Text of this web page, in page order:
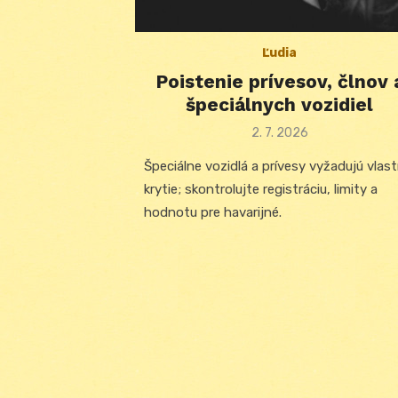
Ľudia
Poistenie prívesov, člnov
špeciálnych vozidiel
Posted
2. 7. 2026
Špeciálne vozidlá a prívesy vyžadujú
krytie; skontrolujte registráciu, limity a
hodnotu pre havarijné.